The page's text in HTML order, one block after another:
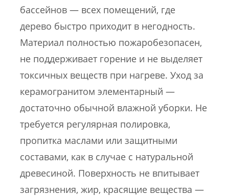
бассейнов — всех помещений, где
дерево быстро приходит в негодность.
Материал полностью пожаробезопасен,
не поддерживает горение и не выделяет
токсичных веществ при нагреве. Уход за
керамогранитом элементарный —
достаточно обычной влажной уборки. Не
требуется регулярная полировка,
пропитка маслами или защитными
составами, как в случае с натуральной
древесиной. Поверхность не впитывает
загрязнения, жир, красящие вещества —